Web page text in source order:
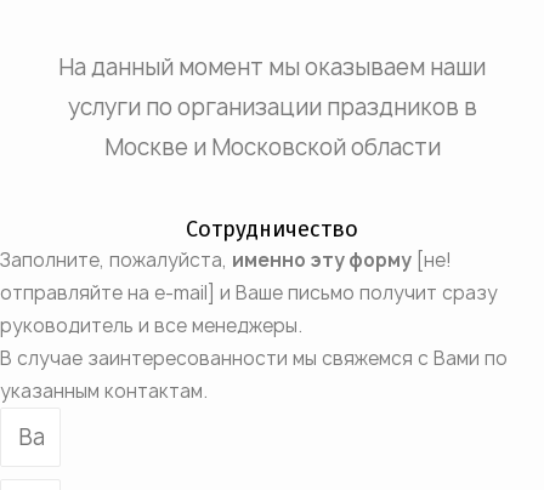
На данный момент мы оказываем наши
услуги по организации праздников в
Москве и Московской области
Сотрудничество
Заполните, пожалуйста, именно эту форму [не!
отправляйте на e-mail] и Ваше письмо получит сразу
руководитель и все менеджеры.
В случае заинтересованности мы свяжемся с Вами по
указанным контактам.